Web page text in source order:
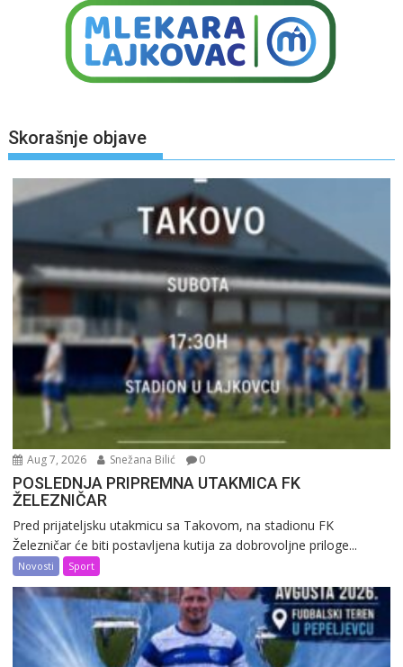
Skorašnje objave
Aug 7, 2026 Snežana Bilić 0
POSLEDNJA PRIPREMNA UTAKMICA FK
ŽELEZNIČAR
Pred prijateljsku utakmicu sa Takovom, na stadionu FK
Železničar će biti postavljena kutija za dobrovoljne priloge...
Novosti Sport